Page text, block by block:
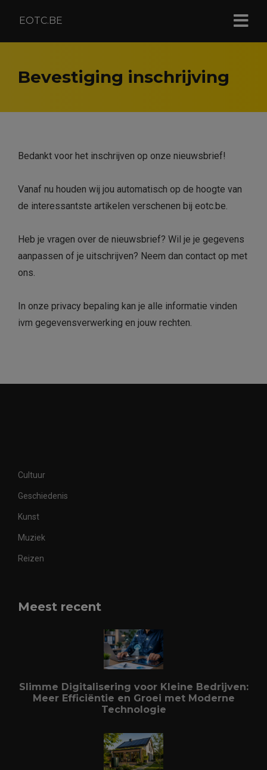
EOTC.BE
Bevestiging inschrijving
Bedankt voor het inschrijven op onze nieuwsbrief!
Vanaf nu houden wij jou automatisch op de hoogte van
de interessantste artikelen verschenen bij eotc.be.
Heb je vragen over de nieuwsbrief? Wil je je gegevens
aanpassen of je uitschrijven? Neem dan contact op met
ons.
In onze privacy bepaling kan je alle informatie vinden
ivm gegevensverwerking en jouw rechten.
Cultuur
Geschiedenis
Kunst
Muziek
Reizen
Meest recent
Slimme Digitalisering voor Kleine Bedrijven:
Meer Efficiëntie en Groei met Moderne
Technologie